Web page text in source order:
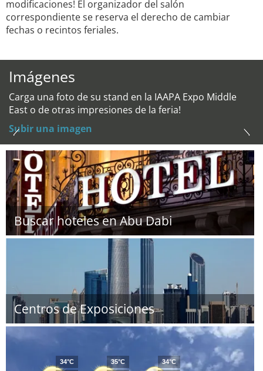
modificaciones! El organizador del salón
correspondiente se reserva el derecho de cambiar
fechas o recintos feriales.
Imágenes
Carga una foto de su stand en la IAAPA Expo Middle
East o de otras impresiones de la feria!
Subir una imagen
Buscar hoteles en Abu Dabi
Centros de Exposiciones
34°C 35°C 34°C